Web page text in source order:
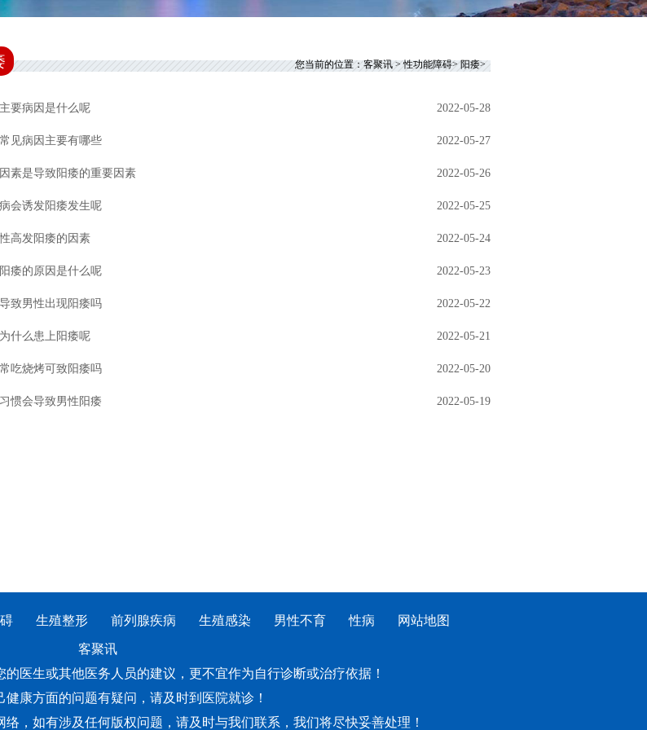
您当前的位置：客聚讯>性功能障碍>阳痿>
要病因是什么呢 2022-05-28
见病因主要有哪些 2022-05-27
素是导致阳痿的重要因素 2022-05-26
会诱发阳痿发生呢 2022-05-25
高发阳痿的因素 2022-05-24
痿的原因是什么呢 2022-05-23
致男性出现阳痿吗 2022-05-22
什么患上阳痿呢 2022-05-21
吃烧烤可致阳痿吗 2022-05-20
惯会导致男性阳痿 2022-05-19
生殖整形 前列腺疾病 生殖感染 男性不育 性病 网站地图
客聚讯
医生或其他医务人员的建议，更不宜作为自行诊断或治疗依据！
健康方面的问题有疑问，请及时到医院就诊！
，如有涉及任何版权问题，请及时与我们联系，我们将尽快妥善处理！